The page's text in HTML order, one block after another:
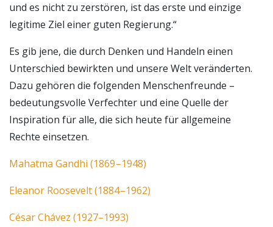
und es nicht zu zerstören, ist das erste und einzige
legitime Ziel einer guten Regierung.“
Es gib jene, die durch Denken und Handeln einen
Unterschied bewirkten und unsere Welt veränderten.
Dazu gehören die folgenden Menschenfreunde –
bedeutungsvolle Verfechter und eine Quelle der
Inspiration für alle, die sich heute für allgemeine
Rechte einsetzen.
Mahatma Gandhi (1869 –1948)
Eleanor Roosevelt (1884 –1962)
César Chávez (1927–1993)